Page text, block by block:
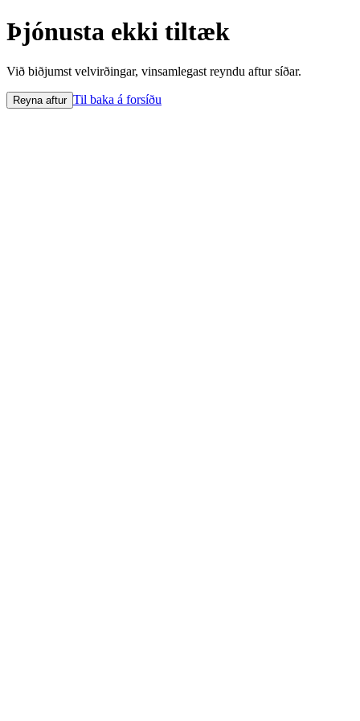
Þjónusta ekki tiltæk
Við biðjumst velvirðingar, vinsamlegast reyndu aftur síðar.
Reyna aftur Til baka á forsíðu